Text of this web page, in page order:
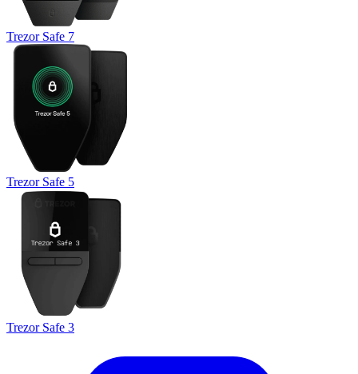
Trezor Safe 7
Trezor Safe 5
Trezor Safe 3